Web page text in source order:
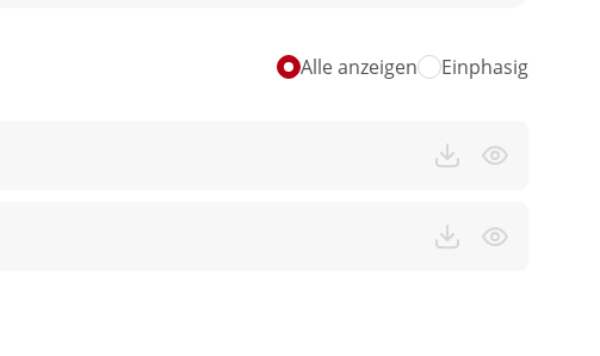
Alle anzeigen Einphasig